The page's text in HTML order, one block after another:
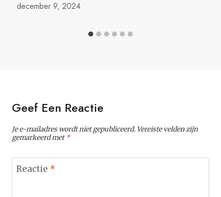
december 9, 2024
Geef Een Reactie
Je e-mailadres wordt niet gepubliceerd. Vereiste velden zijn
gemarkeerd met*
Reactie *